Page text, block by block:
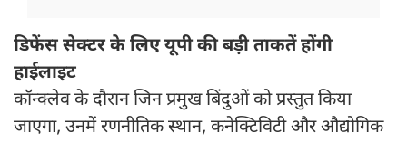
डिफेंस सेक्टर के लिए यूपी की बड़ी ताकतें होंगी
हाईलाइट
कॉन्क्लेव के दौरान जिन प्रमुख बिंदुओं को प्रस्तुत किया
जाएगा, उनमें रणनीतिक स्थान, कनेक्टिविटी और औद्योगिक